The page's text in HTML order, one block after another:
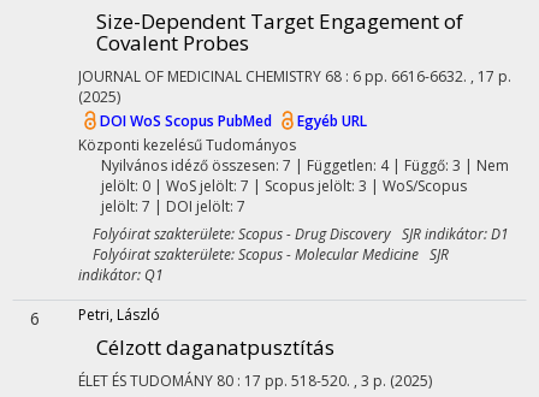
Size-Dependent Target Engagement of
Covalent Probes
JOURNAL OF MEDICINAL CHEMISTRY 68 : 6 pp. 6616-6632. , 17 p.
(2025)
DOIWoS Scopus PubMed
Egyéb URL
Központi kezelésűTudományos
Nyilvános idéző összesen: 7 | Független: 4 | Függő: 3 | Nem
jelölt: 0 | WoS jelölt: 7 | Scopus jelölt: 3 | WoS/Scopus
jelölt: 7 | DOI jelölt: 7
Folyóirat szakterülete: Scopus - Drug Discovery SJR indikátor: D1
Folyóirat szakterülete: Scopus - Molecular Medicine SJR
indikátor: Q1
6 Petri, László
Célzott daganatpusztítás
ÉLET ÉS TUDOMÁNY 80 : 17 pp. 518-520. , 3 p. (2025)